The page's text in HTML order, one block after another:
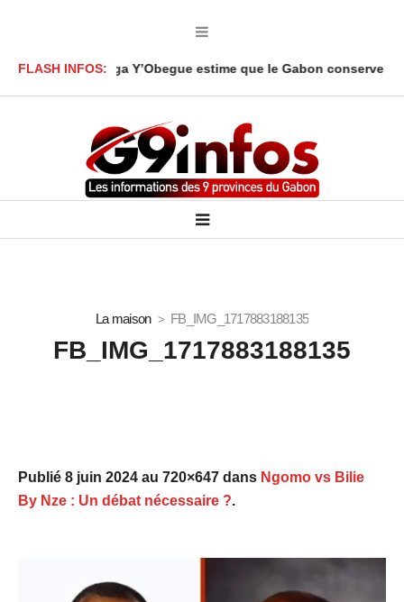
FLASH INFOS:
Akbar Onanga Y’Obegue estime que le Gabon conserve des
La maison FB_IMG_1717883188135
FB_IMG_1717883188135
Publié 8 juin 2024 au 720×647 dans Ngomo vs Bilie
By Nze : Un débat nécessaire ?.